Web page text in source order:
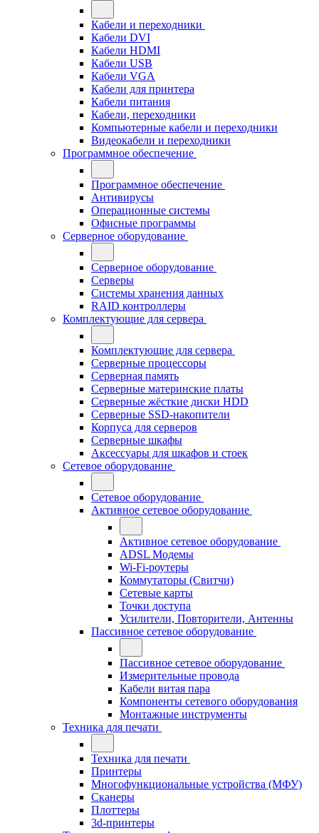
Кабели и переходники
Кабели DVI
Кабели HDMI
Кабели USB
Кабели VGA
Кабели для принтера
Кабели питания
Кабели, переходники
Компьютерные кабели и переходники
Видеокабели и переходники
Программное обеспечение
Программное обеспечение
Антивирусы
Операционные системы
Офисные программы
Серверное оборудование
Серверное оборудование
Серверы
Системы хранения данных
RAID контроллеры
Комплектующие для сервера
Комплектующие для сервера
Серверные процессоры
Серверная память
Серверные материнские платы
Серверные жёсткие диски HDD
Серверные SSD-накопители
Корпуса для серверов
Серверные шкафы
Аксессуары для шкафов и стоек
Сетевое оборудование
Сетевое оборудование
Активное сетевое оборудование
Активное сетевое оборудование
ADSL Модемы
Wi-Fi-роутеры
Коммутаторы (Свитчи)
Сетевые карты
Точки доступа
Усилители, Повторители, Антенны
Пассивное сетевое оборудование
Пассивное сетевое оборудование
Измерительные провода
Кабели витая пара
Компоненты сетевого оборудования
Монтажные инструменты
Техника для печати
Техника для печати
Принтеры
Многофункциональные устройства (МФУ)
Сканеры
Плоттеры
3d-принтеры